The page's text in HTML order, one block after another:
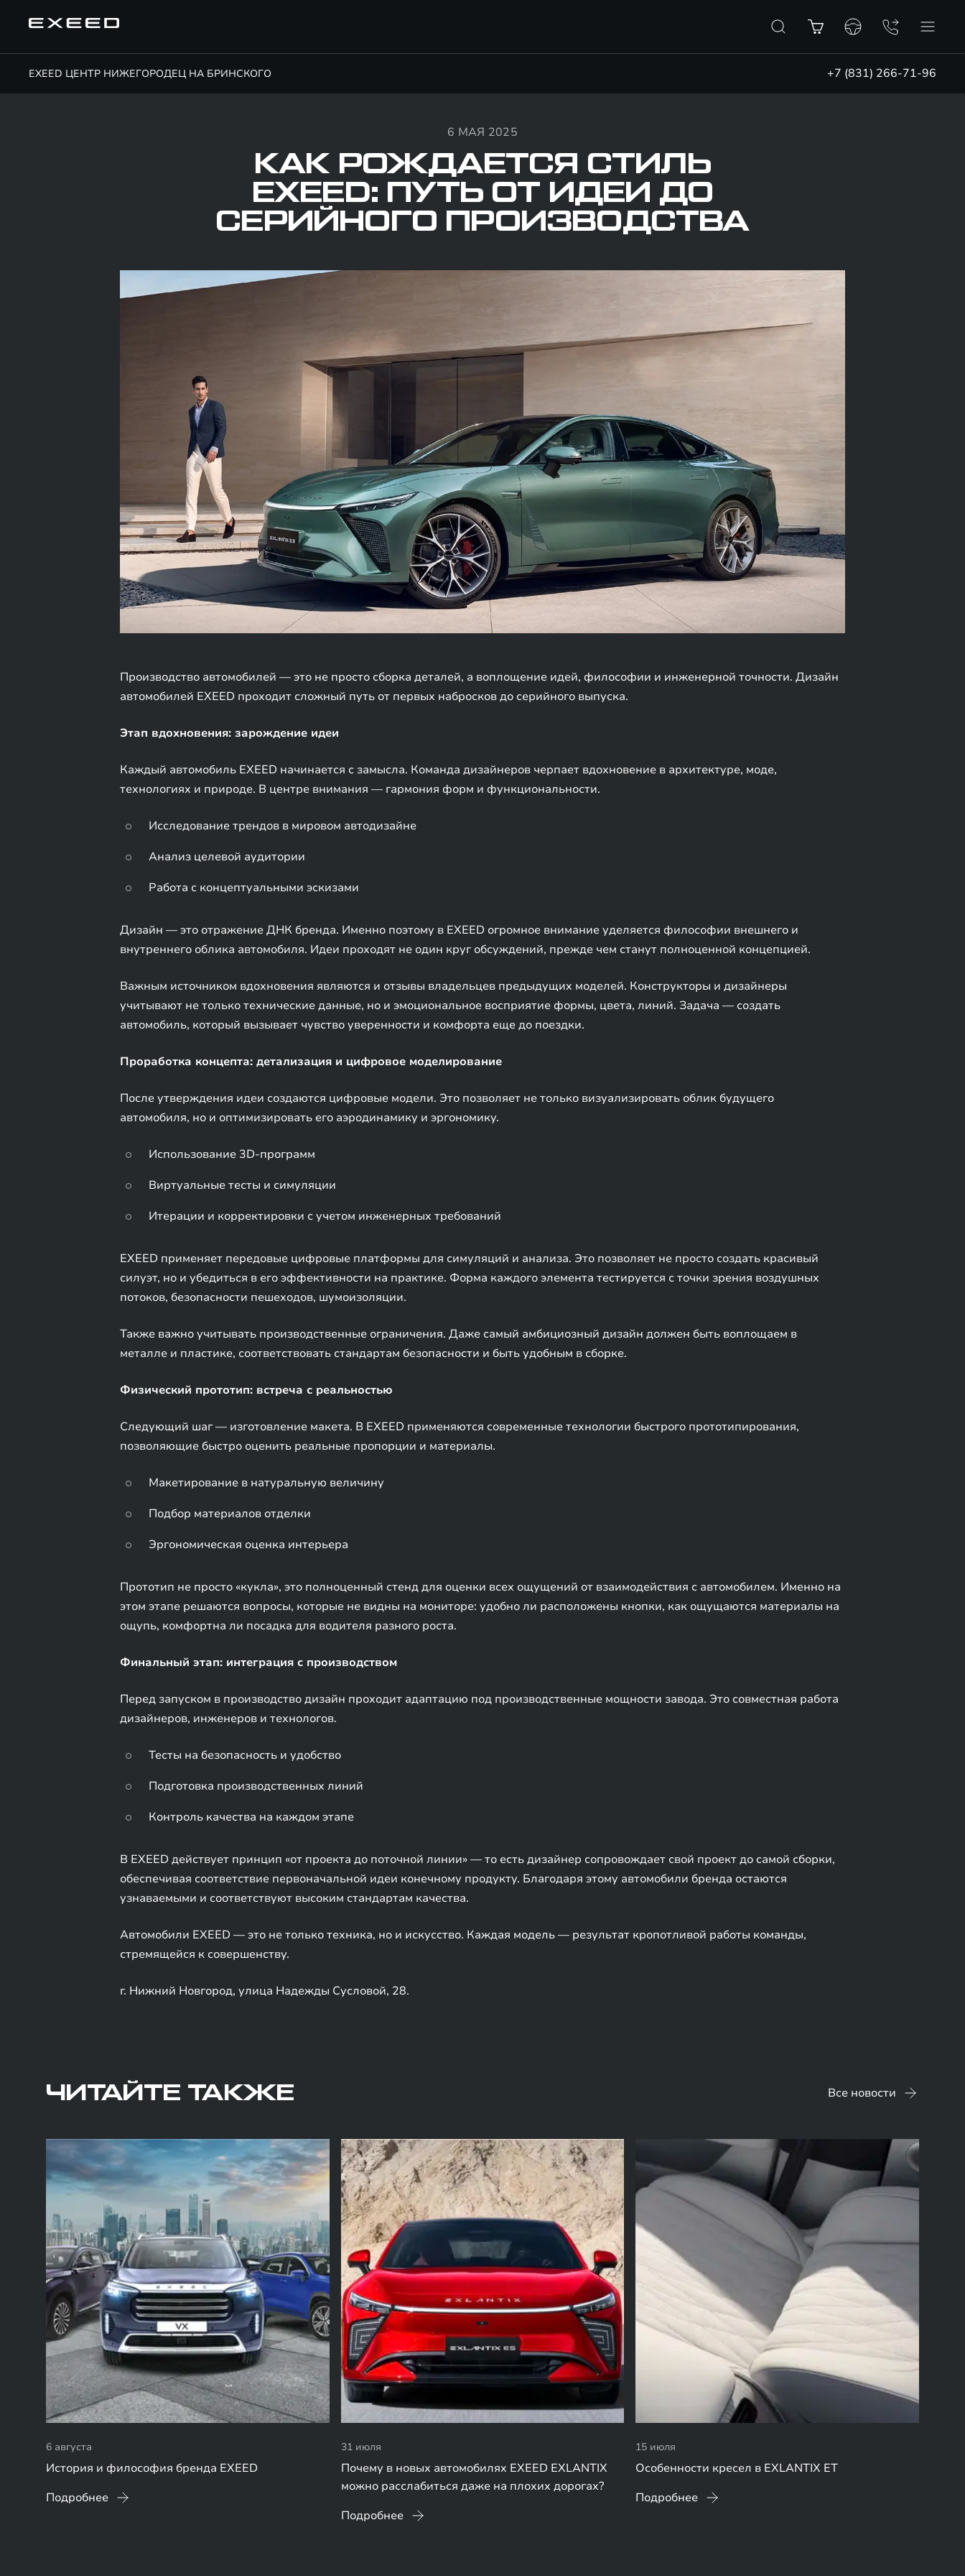
EXEED ЦЕНТР НИЖЕГОРОДЕЦ НА БРИНСКОГО +7 (831) 266-71-96
6 МАЯ 2025
КАК РОЖДАЕТСЯ СТИЛЬ
EXEED: ПУТЬ ОТ ИДЕИ ДО
СЕРИЙНОГО ПРОИЗВОДСТВА
Производство автомобилей — это не просто сборка деталей, а воплощение идей, философии и инженерной точности. Дизайн
автомобилей EXEED проходит сложный путь от первых набросков до серийного выпуска.
Этап вдохновения: зарождение идеи
Каждый автомобиль EXEED начинается с замысла. Команда дизайнеров черпает вдохновение в архитектуре, моде,
технологиях и природе. В центре внимания — гармония форм и функциональности.
Исследование трендов в мировом автодизайне
Анализ целевой аудитории
Работа с концептуальными эскизами
Дизайн — это отражение ДНК бренда. Именно поэтому в EXEED огромное внимание уделяется философии внешнего и
внутреннего облика автомобиля. Идеи проходят не один круг обсуждений, прежде чем станут полноценной концепцией.
Важным источником вдохновения являются и отзывы владельцев предыдущих моделей. Конструкторы и дизайнеры
учитывают не только технические данные, но и эмоциональное восприятие формы, цвета, линий. Задача — создать
автомобиль, который вызывает чувство уверенности и комфорта еще до поездки.
Проработка концепта: детализация и цифровое моделирование
После утверждения идеи создаются цифровые модели. Это позволяет не только визуализировать облик будущего
автомобиля, но и оптимизировать его аэродинамику и эргономику.
Использование 3D-программ
Виртуальные тесты и симуляции
Итерации и корректировки с учетом инженерных требований
EXEED применяет передовые цифровые платформы для симуляций и анализа. Это позволяет не просто создать красивый
силуэт, но и убедиться в его эффективности на практике. Форма каждого элемента тестируется с точки зрения воздушных
потоков, безопасности пешеходов, шумоизоляции.
Также важно учитывать производственные ограничения. Даже самый амбициозный дизайн должен быть воплощаем в
металле и пластике, соответствовать стандартам безопасности и быть удобным в сборке.
Физический прототип: встреча с реальностью
Следующий шаг — изготовление макета. В EXEED применяются современные технологии быстрого прототипирования,
позволяющие быстро оценить реальные пропорции и материалы.
Макетирование в натуральную величину
Подбор материалов отделки
Эргономическая оценка интерьера
Прототип не просто «кукла», это полноценный стенд для оценки всех ощущений от взаимодействия с автомобилем. Именно на
этом этапе решаются вопросы, которые не видны на мониторе: удобно ли расположены кнопки, как ощущаются материалы на
ощупь, комфортна ли посадка для водителя разного роста.
Финальный этап: интеграция с производством
Перед запуском в производство дизайн проходит адаптацию под производственные мощности завода. Это совместная работа
дизайнеров, инженеров и технологов.
Тесты на безопасность и удобство
Подготовка производственных линий
Контроль качества на каждом этапе
В EXEED действует принцип «от проекта до поточной линии» — то есть дизайнер сопровождает свой проект до самой сборки,
обеспечивая соответствие первоначальной идеи конечному продукту. Благодаря этому автомобили бренда остаются
узнаваемыми и соответствуют высоким стандартам качества.
Автомобили EXEED — это не только техника, но и искусство. Каждая модель — результат кропотливой работы команды,
стремящейся к совершенству.
г. Нижний Новгород, улица Надежды Сусловой, 28.
ЧИТАЙТЕ ТАКЖЕ Все новости
6 августа
История и философия бренда EXEED
Подробнее
31 июля
Почему в новых автомобилях EXEED EXLANTIX
можно расслабиться даже на плохих дорогах?
Подробнее
15 июля
Особенности кресел в EXLANTIX ET
Подробнее